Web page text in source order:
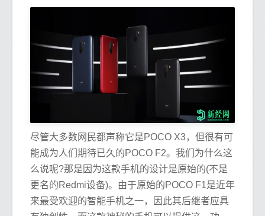
尽管大多数网民都声称它是POCO X3，但很有可
能成为人们期待已久的POCO F2。我们为什么这
么说呢?那是因为这款手机的设计是原始的(不是
更名的Redmi设备)。由于原始的POCO F1是近年
来最受欢迎的智能手机之一，因此其后继者应具